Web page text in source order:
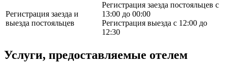
Регистрация заезда и
выезда постояльцев
Регистрация заезда постояльцев с
13:00 до 00:00
Регистрация выезда с 12:00 до
12:30
Услуги, предоставляемые отелем